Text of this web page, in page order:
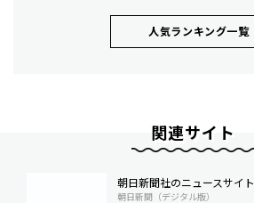
人気ランキング⼀覧
関連サイト
朝日新聞社のニュースサイト
朝日新聞（デジタル版）